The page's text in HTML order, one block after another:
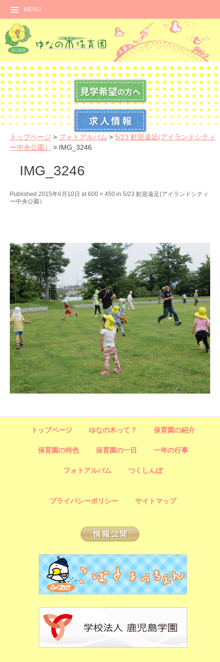
MENU
トップページ > フォトアルバム > 5/23 歓迎遠足(アイランドシティ
ー中央公園）
> IMG_3246
IMG_3246
Published 2015年6月10日 at 600 × 450 in 5/23 歓迎遠足(アイランドシティ
ー中央公園）
N
トップページ ゆなの木って？ 保育園の紹介
保育園の特色 保育園の一日 一年の行事
フォトアルバム つくしんぼ
プライバシーポリシー サイトマップ